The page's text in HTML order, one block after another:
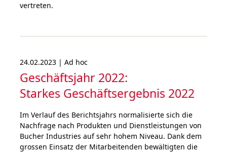
vertreten.
24.02.2023 | Ad hoc
Geschäftsjahr 2022:
Starkes Geschäftsergebnis 2022
Im Verlauf des Berichts­jahrs nor­ma­li­sie­rte sich die
Nach­frage nach Produkten und Dienst­leistungen von
Bucher Industries auf sehr hohem Niveau. Dank dem
grossen Einsatz der Mit­ar­bei­ten­den bewältigten die